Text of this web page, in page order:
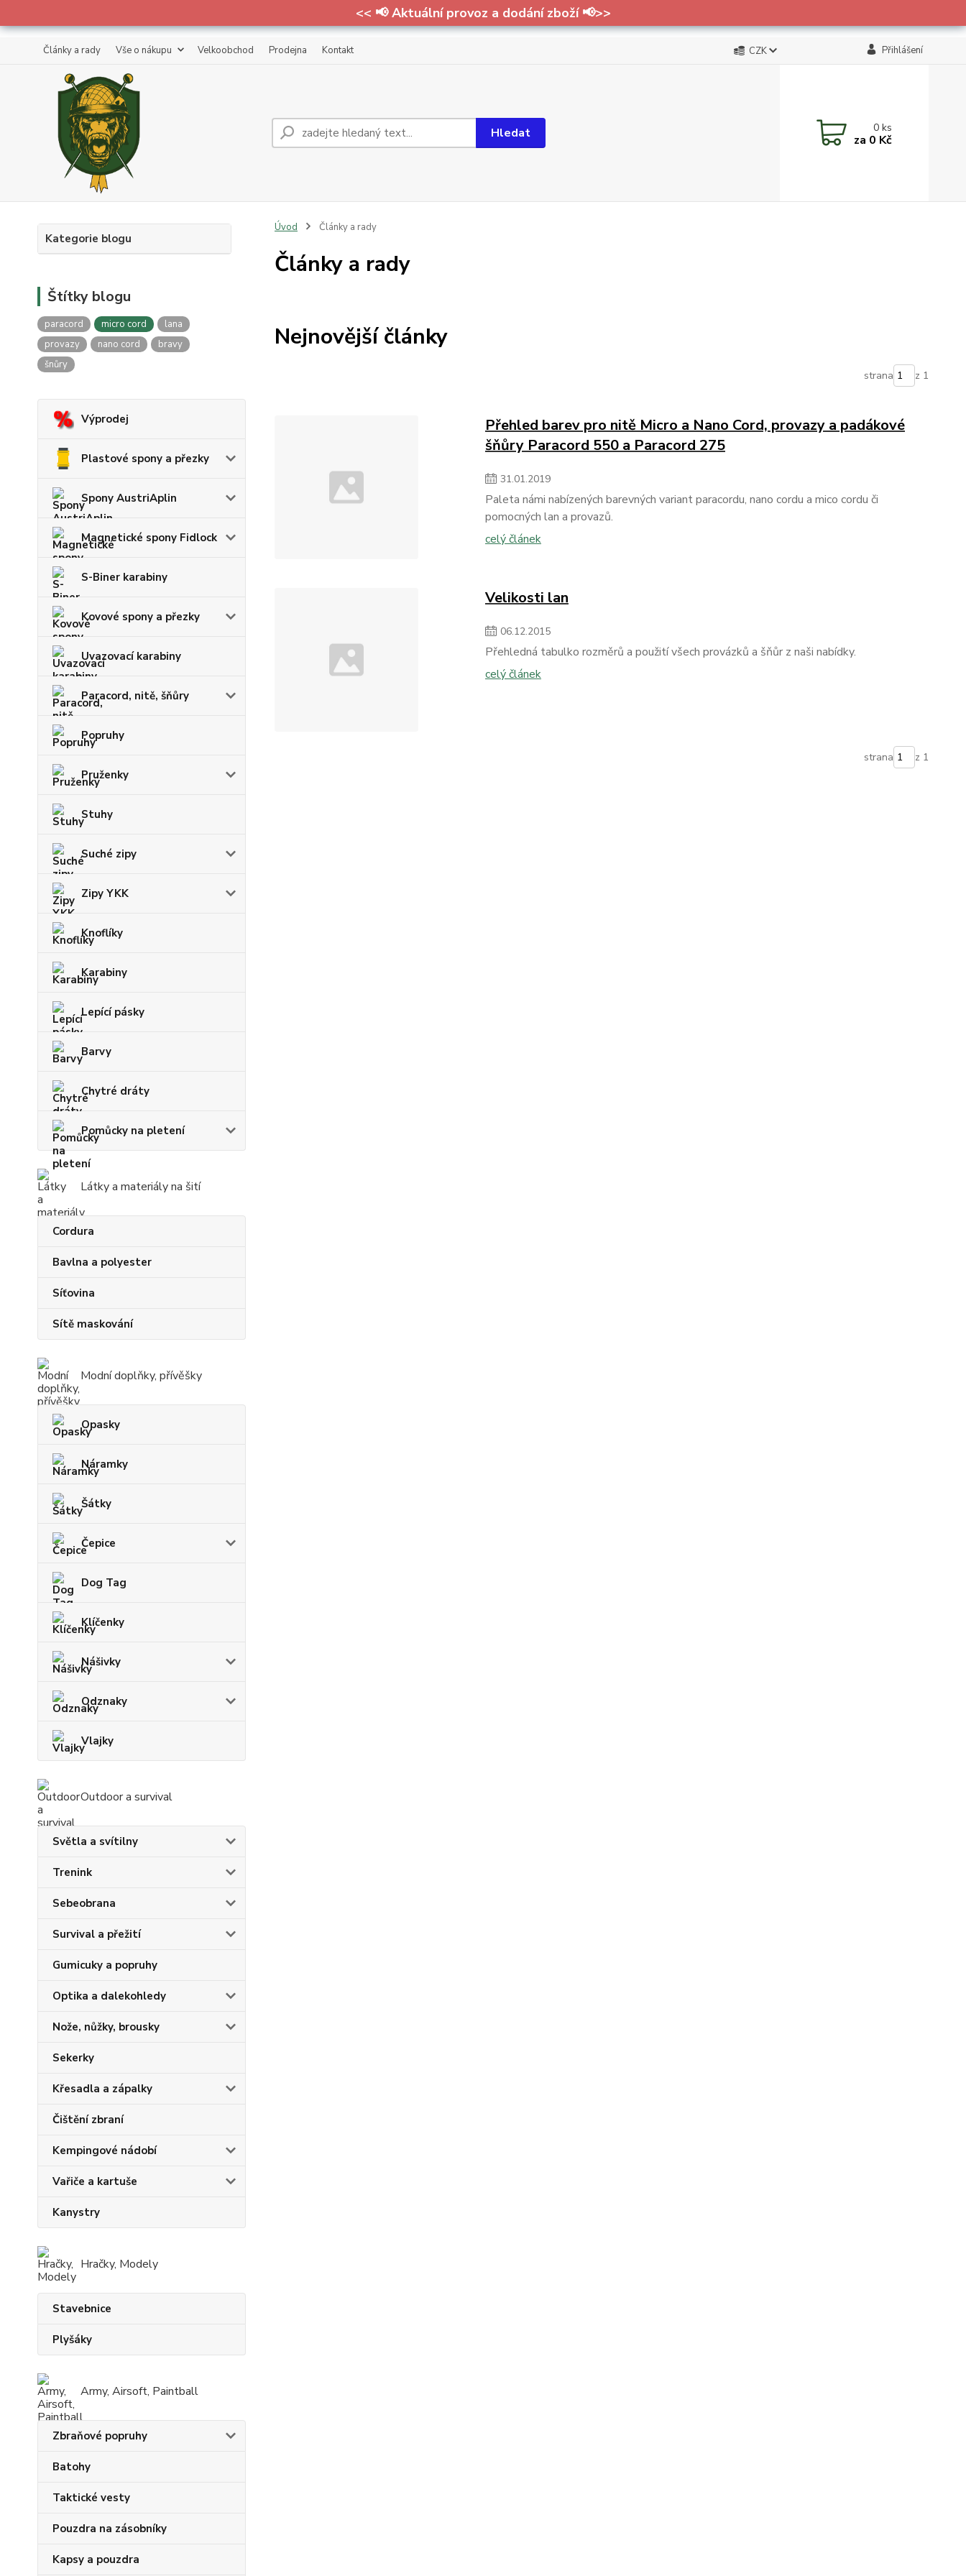
<< 📢 Aktuální provoz a dodání zboží 📢>>
Články a rady Vše o nákupu Velkoobchod Prodejna Kontakt CZK Přihlášení
Hledat 0ks
za 0 Kč
Kategorie blogu
Štítky blogu
paracord micro cord
lana
provazy
nano cord
bravy
šnůry
Výprodej
Plastové spony a přezky
Spony AustriAplin
Magnetické spony Fidlock
S-Biner karabiny
Kovové spony a přezky
Uvazovací karabiny
Paracord, nitě, šňůry
Popruhy
Pruženky
Stuhy
Suché zipy
Zipy YKK
Knoflíky
Karabiny
Lepící pásky
Barvy
Chytré dráty
Pomůcky na pletení
Látky a materiály na šití
Cordura
Bavlna a polyester
Síťovina
Sítě maskování
Modní doplňky, přívěšky
Opasky
Náramky
Šátky
Čepice
Dog Tag
Klíčenky
Nášivky
Odznaky
Vlajky
Outdoor a survival
Světla a svítilny
Trenink
Sebeobrana
Survival a přežití
Gumicuky a popruhy
Optika a dalekohledy
Nože, nůžky, brousky
Sekerky
Křesadla a zápalky
Čištění zbraní
Kempingové nádobí
Vařiče a kartuše
Kanystry
Hračky, Modely
Stavebnice
Plyšáky
Army, Airsoft, Paintball
Zbraňové popruhy
Batohy
Taktické vesty
Pouzdra na zásobníky
Kapsy a pouzdra
Úvod Články a rady
Články a rady
Nejnovější články
strana z 1
Přehled barev pro nitě Micro a Nano Cord, provazy a padákové
šňůry Paracord 550 a Paracord 275
31.01.2019
Paleta námi nabízených barevných variant paracordu, nano cordu a mico cordu či
pomocných lan a provazů.
celý článek
Velikosti lan
06.12.2015
Přehledná tabulko rozměrů a použití všech provázků a šňůr z naši nabídky.
celý článek
strana z 1